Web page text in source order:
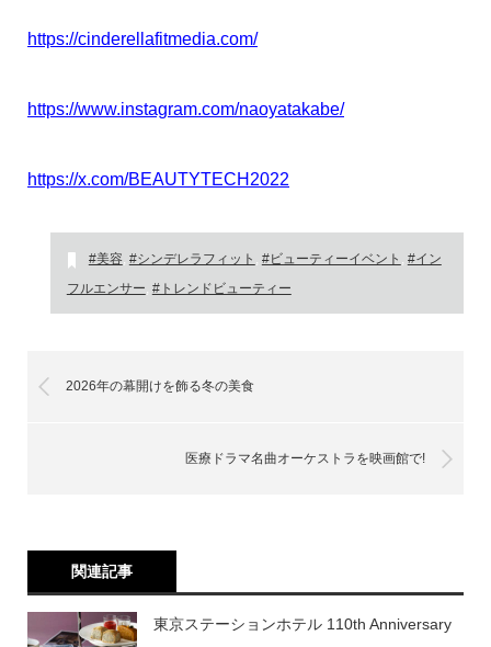
https://cinderellafitmedia.com/
https://www.instagram.com/naoyatakabe/
https://x.com/BEAUTYTECH2022
#美容, #シンデレラフィット #ビューティーイベント
#イン
フルエンサー #トレンドビューティー
2026年の幕開けを飾る冬の美食
医療ドラマ名曲オーケストラを映画館で!
関連記事
東京ステーションホテル 110th Anniversary